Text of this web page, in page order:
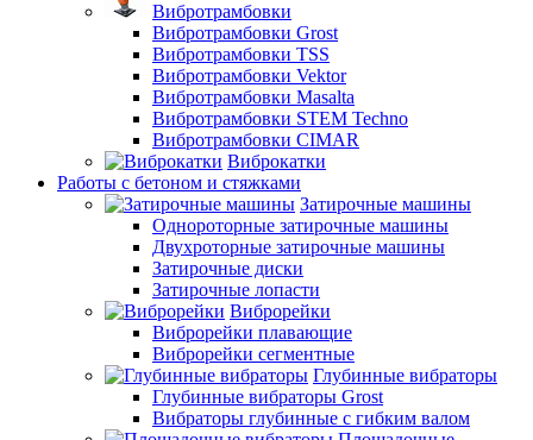
Вибротрамбовки
Вибротрамбовки Grost
Вибротрамбовки TSS
Вибротрамбовки Vektor
Вибротрамбовки Masalta
Вибротрамбовки STEM Techno
Вибротрамбовки CIMAR
Виброкатки
Работы с бетоном и стяжками
Затирочные машины
Однороторные затирочные машины
Двухроторные затирочные машины
Затирочные диски
Затирочные лопасти
Виброрейки
Виброрейки плавающие
Виброрейки сегментные
Глубинные вибраторы
Глубинные вибраторы Grost
Вибраторы глубинные с гибким валом